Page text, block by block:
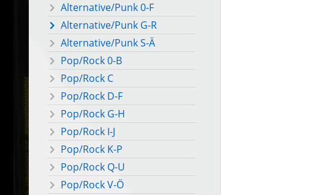
Alternative/Punk 0-F
Alternative/Punk G-R
Alternative/Punk S-Ä
Pop/Rock 0-B
Pop/Rock C
Pop/Rock D-F
Pop/Rock G-H
Pop/Rock I-J
Pop/Rock K-P
Pop/Rock Q-U
Pop/Rock V-Ö